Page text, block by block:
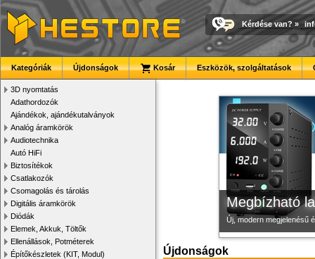
Kérdése van? »
Kategóriák Újdonságok Kosár Eszközök, szolgáltatások
3D nyomtatás
Adathordozók
Ajándékok, ajándékutalványok
Analóg áramkörök
Audiotechnika
Autó HiFi
Biztosítékok
Csatlakozók
Csomagolás és tárolás
Digitális áramkörök
Diódák
Elemek, Akkuk, Töltők
Ellenállások, Potméterek
Építőkészletek (KIT, Modul)
Megbízható
Új, modern megjelenésű
3D nyomtató
Modulvilág
Új PLA
Újdonságok